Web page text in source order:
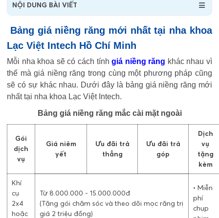
NỘI DUNG BÀI VIẾT
Bảng giá niềng răng mới nhất tại nha khoa
Lạc Việt Intech Hồ Chí Minh
Mỗi nha khoa sẽ có cách tínhgiá niềng răng khác nhau vì
thế mà giá niềng răng trong cùng một phương pháp cũng
sẽ có sự khác nhau. Dưới đây là bảng giá niềng răng mới
nhất tại nha khoa Lạc Việt Intech.
Bảng giá niềng răng mắc cài mặt ngoài
Gói
dịch
vụ
Giá niêm
yết
Ưu đãi trả
thẳng
Ưu đãi trả
góp
Dịch
vụ
tặng
kèm
Khí
cụ
2x4
hoặc
Từ 8.000.000 - 15.000.000đ
(Tặng gói chăm sóc và theo dõi mọc răng trị
giá 2 triệu đồng)
• Miễn
phí
chụp